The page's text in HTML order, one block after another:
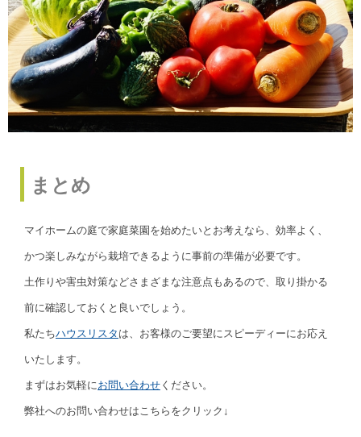
まとめ
マイホームの庭で家庭菜園を始めたいとお考えなら、効率よく、
かつ楽しみながら栽培できるように事前の準備が必要です。
土作りや害虫対策などさまざまな注意点もあるので、取り掛かる
前に確認しておくと良いでしょう。
私たちハウスリスタ は、お客様のご要望にスピーディーにお応え
いたします。
まずはお気軽にお問い合わせ ください。
弊社へのお問い合わせはこちらをクリック↓